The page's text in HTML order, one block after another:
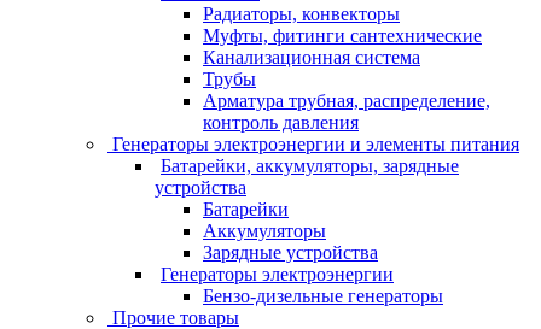
Радиаторы, конвекторы
Муфты, фитинги сантехнические
Канализационная система
Трубы
Арматура трубная, распределение,
контроль давления
Генераторы электроэнергии и элементы питания
Батарейки, аккумуляторы, зарядные
устройства
Батарейки
Аккумуляторы
Зарядные устройства
Генераторы электроэнергии
Бензо-дизельные генераторы
Прочие товары